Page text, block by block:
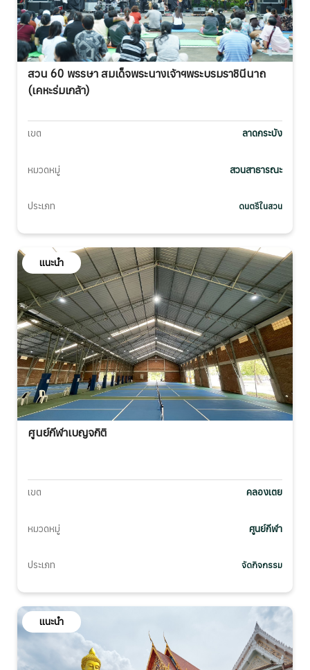
สวน 60 พรรษา สมเด็จพระนางเจ้าฯพระบรมราชินีนาถ
(เคหะร่มเกล้า)
เขต ลาดกระบัง
หมวดหมู่ สวนสาธารณะ
ประเภท ดนตรีในสวน
ศูนย์กีฬาเบญจกิติ
เขต คลองเตย
หมวดหมู่ ศูนย์กีฬา
ประเภท จัดกิจกรรม
แนะนำ
แนะนำ